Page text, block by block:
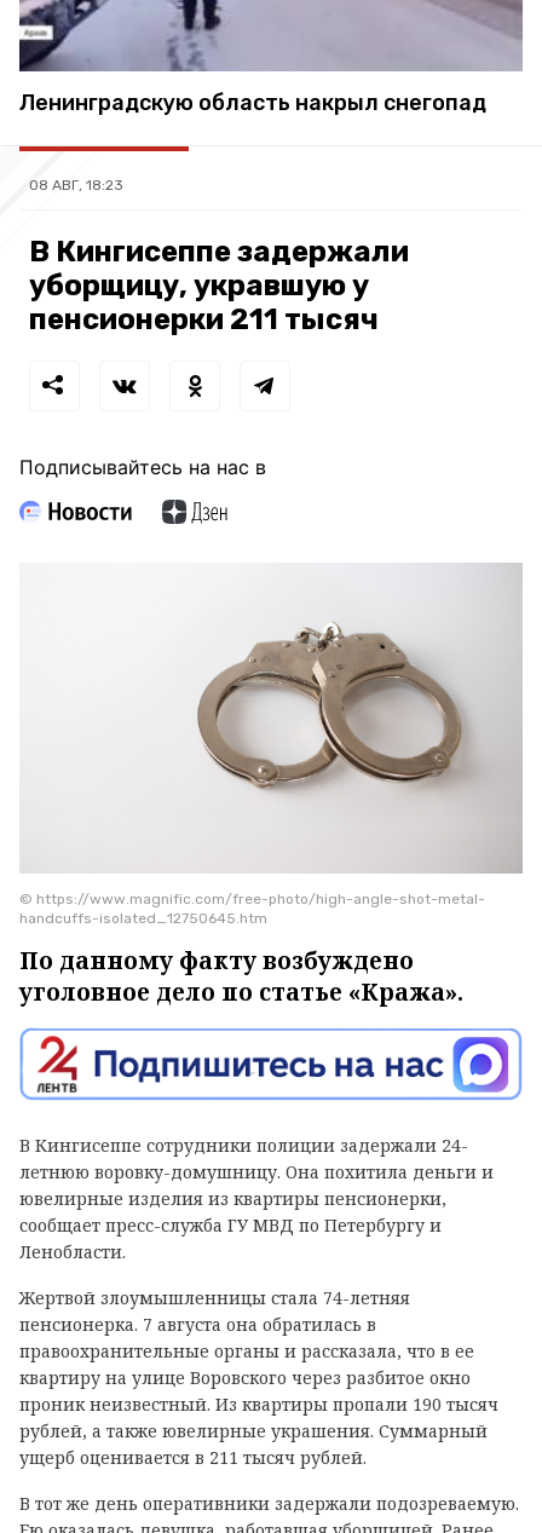
Ленинградскую область накрыл снегопад
08 АВГ, 18:23
В Кингисеппе задержали
уборщицу, укравшую у
пенсионерки 211 тысяч
Подписывайтесь на нас в
© https://www.magnific.com/free-photo/high-angle-shot-metal-
handcuffs-isolated_12750645.htm
По данному факту возбуждено
уголовное дело по статье «Кража».
В Кингисеппе сотрудники полиции задержали 24-
летнюю воровку-домушницу. Она похитила деньги и
ювелирные изделия из квартиры пенсионерки,
сообщает пресс-служба ГУ МВД по Петербургу и
Ленобласти.
Жертвой злоумышленницы стала 74-летняя
пенсионерка. 7 августа она обратилась в
правоохранительные органы и рассказала, что в ее
квартиру на улице Воровского через разбитое окно
проник неизвестный. Из квартиры пропали 190 тысяч
рублей, а также ювелирные украшения. Суммарный
ущерб оценивается в 211 тысяч рублей.
В тот же день оперативники задержали подозреваемую.